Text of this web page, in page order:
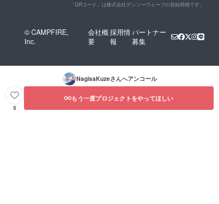
「QRコード」は株式会社デンソーウェーブの登録商標です。
© CAMPFIRE,
Inc.
会社概
要
採用情
報
パートナー
募集
NagisaKuzeさんへアンコール
5
もう一度プロジェクトをやってほしい